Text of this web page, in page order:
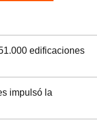
edificaciones
impulsó la